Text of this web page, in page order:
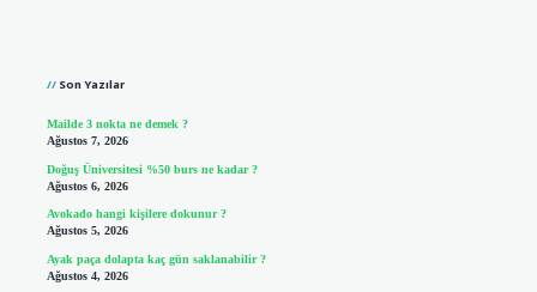
Son Yazılar
Mailde 3 nokta ne demek ?
Ağustos 7, 2026
Doğuş Üniversitesi %50 burs ne kadar ?
Ağustos 6, 2026
Avokado hangi kişilere dokunur ?
Ağustos 5, 2026
Ayak paça dolapta kaç gün saklanabilir ?
Ağustos 4, 2026